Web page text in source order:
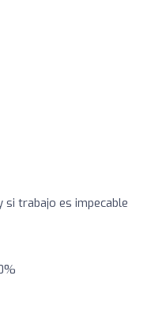
si trabajo es impecable